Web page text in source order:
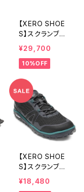
【XERO SHOE
S】スクランブラ
ーミッド２WP
¥29,700
10%OFF
【XERO SHOE
S】スクランブラ
ー ロウ
¥18,480